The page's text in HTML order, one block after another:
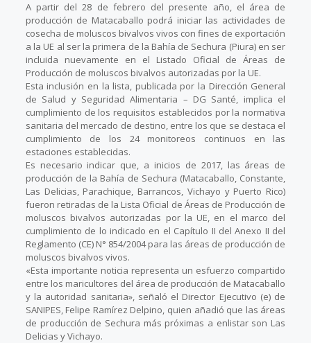
A partir del 28 de febrero del presente año, el área de
producción de Matacaballo podrá iniciar las actividades de
cosecha de moluscos bivalvos vivos con fines de exportación
a la UE al ser la primera de la Bahía de Sechura (Piura) en ser
incluida nuevamente en el Listado Oficial de Áreas de
Producción de moluscos bivalvos autorizadas por la UE.
Esta inclusión en la lista, publicada por la Dirección General
de Salud y Seguridad Alimentaria – DG Santé, implica el
cumplimiento de los requisitos establecidos por la normativa
sanitaria del mercado de destino, entre los que se destaca el
cumplimiento de los 24 monitoreos continuos en las
estaciones establecidas.
Es necesario indicar que, a inicios de 2017, las áreas de
producción de la Bahía de Sechura (Matacaballo, Constante,
Las Delicias, Parachique, Barrancos, Vichayo y Puerto Rico)
fueron retiradas de la Lista Oficial de Áreas de Producción de
moluscos bivalvos autorizadas por la UE, en el marco del
cumplimiento de lo indicado en el Capítulo II del Anexo II del
Reglamento (CE) N° 854/2004 para las áreas de producción de
moluscos bivalvos vivos.
«Esta importante noticia representa un esfuerzo compartido
entre los maricultores del área de producción de Matacaballo
y la autoridad sanitaria», señaló el Director Ejecutivo (e) de
SANIPES, Felipe Ramírez Delpino, quien añadió que las áreas
de producción de Sechura más próximas a enlistar son Las
Delicias y Vichayo.